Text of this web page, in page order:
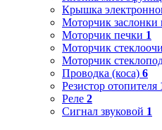
Крышка
Моторчик заслонки
Моторчик печки 1
Моторчик
Моторчик
Проводка (коса) 6
Резистор отопителя
Реле 2
Сигнал звуковой 1